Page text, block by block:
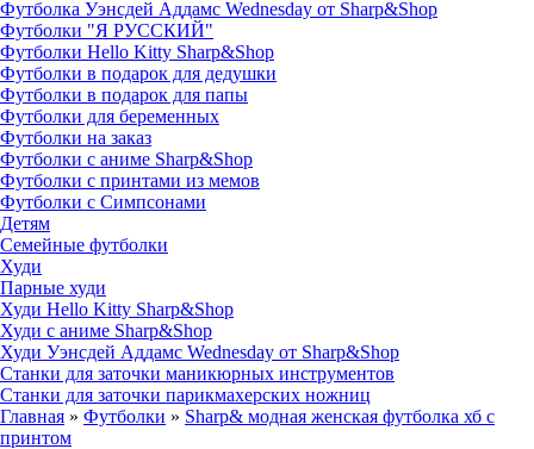
Футболка Уэнсдей Аддамс Wednesday от Sharp&Shop
Футболки "Я РУССКИЙ"
Футболки Hello Kitty Sharp&Shop
Футболки в подарок для дедушки
Футболки в подарок для папы
Футболки для беременных
Футболки на заказ
Футболки с аниме Sharp&Shop
Футболки с принтами из мемов
Футболки с Симпсонами
Детям
Семейные футболки
Худи
Парные худи
Худи Hello Kitty Sharp&Shop
Худи с аниме Sharp&Shop
Худи Уэнсдей Аддамс Wednesday от Sharp&Shop
Станки для заточки маникюрных инструментов
Станки для заточки парикмахерских ножниц
Главная » Футболки » Sharp& модная женская футболка хб с
принтом